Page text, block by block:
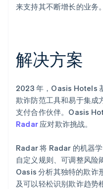
来支持其不断增长的业务。
解决方案
2023 年，Oasis Hotels
欺诈防范工具和易于集成
支付合作伙伴。Oasis
Radar 应对欺诈挑战。
Radar 将 Radar 的机器
自定义规则、可调整风险
Oasis 分析其独特的欺诈
及可以轻松识别欺诈趋势